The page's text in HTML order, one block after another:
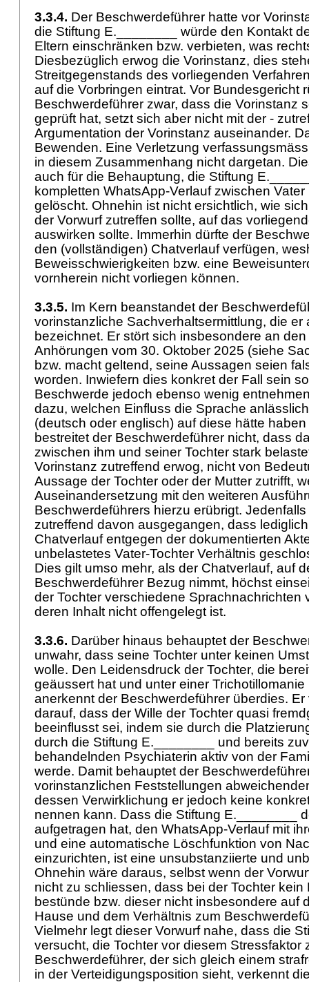
3.3.4. Der Beschwerdeführer hatte vor
die Stiftung E.________ würde den Kontakt
Eltern einschränken bzw. verbieten, was
Diesbezüglich erwog die Vorinstanz, dies
Streitgegenstands des vorliegenden
auf die Vorbringen eintrat. Vor Bundesgericht
Beschwerdeführer zwar, dass die Vorinstanz
geprüft hat, setzt sich aber nicht mit der -
Argumentation der Vorinstanz auseinander.
Bewenden. Eine Verletzung
in diesem Zusammenhang nicht dargetan.
auch für die Behauptung, die Stiftung
kompletten WhatsApp-Verlauf zwischen Vater
gelöscht. Ohnehin ist nicht ersichtlich, wie
der Vorwurf zutreffen sollte, auf das
auswirken sollte. Immerhin dürfte der
den (vollständigen) Chatverlauf verfügen,
Beweisschwierigkeiten bzw. eine
vornherein nicht vorliegen können.
3.3.5. Im Kern beanstandet der
vorinstanzliche Sachverhaltsermittlung, die er
bezeichnet. Er stört sich insbesondere an
Anhörungen vom 30. Oktober 2025 (siehe
bzw. macht geltend, seine Aussagen seien
worden. Inwiefern dies konkret der Fall sein
Beschwerde jedoch ebenso wenig
dazu, welchen Einfluss die Sprache
(deutsch oder englisch) auf diese hätte
bestreitet der Beschwerdeführer nicht, dass
zwischen ihm und seiner Tochter stark
Vorinstanz zutreffend erwog, nicht von
Aussage der Tochter oder der Mutter zutrifft,
Auseinandersetzung mit den weiteren
Beschwerdeführers hierzu erübrigt.
zutreffend davon ausgegangen, dass
Chatverlauf entgegen der dokumentierten
unbelastetes Vater-Tochter Verhältnis
Dies gilt umso mehr, als der Chatverlauf, auf
Beschwerdeführer Bezug nimmt, höchst
der Tochter verschiedene Sprachnachrichten
deren Inhalt nicht offengelegt ist.
3.3.6. Darüber hinaus behauptet der
unwahr, dass seine Tochter unter keinen
wolle. Den Leidensdruck der Tochter, die
geäussert hat und unter einer Trichotillomanie
anerkennt der Beschwerdeführer überdies.
darauf, dass der Wille der Tochter quasi
beeinflusst sei, indem sie durch die
durch die Stiftung E.________ und bereits
behandelnden Psychiaterin aktiv von der
werde. Damit behauptet der
vorinstanzlichen Feststellungen
dessen Verwirklichung er jedoch keine
nennen kann. Dass die Stiftung E.________
aufgetragen hat, den WhatsApp-Verlauf mit
und eine automatische Löschfunktion von
einzurichten, ist eine unsubstanziierte und
Ohnehin wäre daraus, selbst wenn der
nicht zu schliessen, dass bei der Tochter kein
bestünde bzw. dieser nicht insbesondere auf
Hause und dem Verhältnis zum
Vielmehr legt dieser Vorwurf nahe, dass die
versucht, die Tochter vor diesem Stressfaktor
Beschwerdeführer, der sich gleich einem
in der Verteidigungsposition sieht, verkennt